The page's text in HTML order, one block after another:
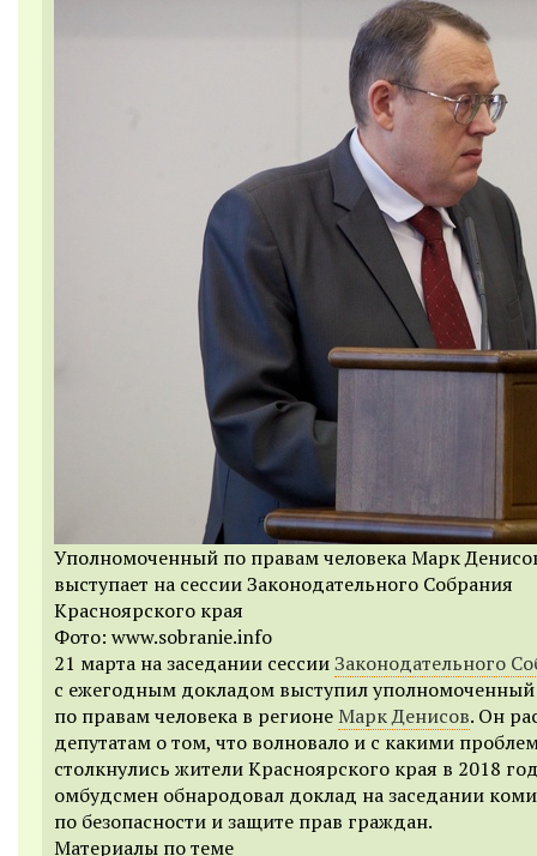
Уполномоченный по правам человека Марк
выступает на сессии Законодательного Собрания
Красноярского края
Фото: www.sobranie.info
21 марта на заседании сессииЗаконодательного
с ежегодным докладом выступил уполномоченный
по правам человека в регионе Марк Денисов. Он
депутатам о том, что волновало и с какими
столкнулись жители Красноярского края в 2018
омбудсмен обнародовал доклад на заседании
по безопасности и защите прав граждан.
Материалы по теме